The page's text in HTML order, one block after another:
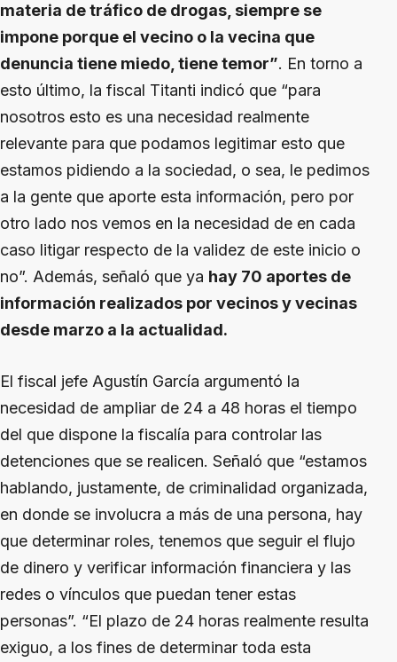
materia de tráfico de drogas, siempre se
impone porque el vecino o la vecina que
denuncia tiene miedo, tiene temor”. En torno a
esto último, la fiscal Titanti indicó que “para
nosotros esto es una necesidad realmente
relevante para que podamos legitimar esto que
estamos pidiendo a la sociedad, o sea, le pedimos
a la gente que aporte esta información, pero por
otro lado nos vemos en la necesidad de en cada
caso litigar respecto de la validez de este inicio o
no”. Además, señaló que ya hay 70 aportes de
información realizados por vecinos y vecinas
desde marzo a la actualidad.
El fiscal jefe Agustín García argumentó la
necesidad de ampliar de 24 a 48 horas el tiempo
del que dispone la fiscalía para controlar las
detenciones que se realicen. Señaló que “estamos
hablando, justamente, de criminalidad organizada,
en donde se involucra a más de una persona, hay
que determinar roles, tenemos que seguir el flujo
de dinero y verificar información financiera y las
redes o vínculos que puedan tener estas
personas”. “El plazo de 24 horas realmente resulta
exiguo, a los fines de determinar toda esta